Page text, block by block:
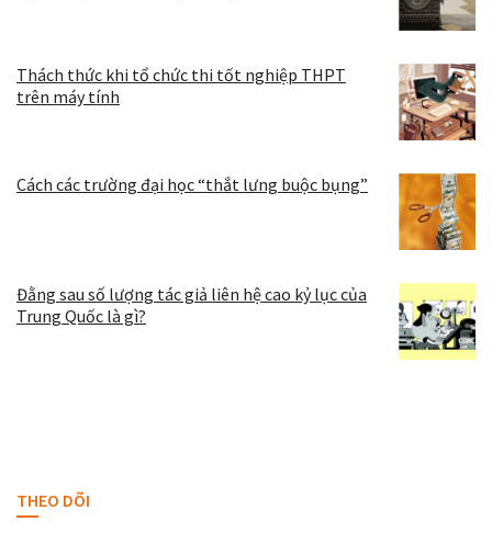
Thách thức khi tổ chức thi tốt nghiệp THPT
trên máy tính
Cách các trường đại học “thắt lưng buộc bụng”
Đằng sau số lượng tác giả liên hệ cao kỷ lục của
Trung Quốc là gì?
THEO DÕI